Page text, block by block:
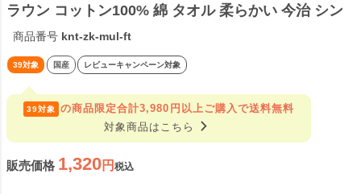
ラウン コットン100% 綿 タオル 柔らかい 今治 シン
プル おしゃれ 可愛い キッズ 子ども向け 女性向け ア
イボリー コンテックス 日本製 国産
商品番号 knt-zk-mul-ft
39対象 国産 レビューキャンペーン対象
39対象 の商品限定合計3,980円以上ご購入で送料無料
対象商品はこちら
navigate_next
販売価格 1,320 税込